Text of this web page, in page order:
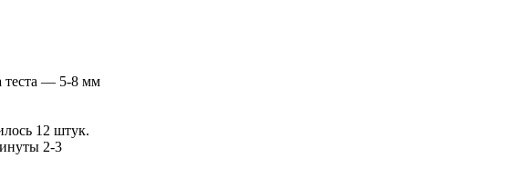
теста — 5-8 мм
12 штук.
2-3